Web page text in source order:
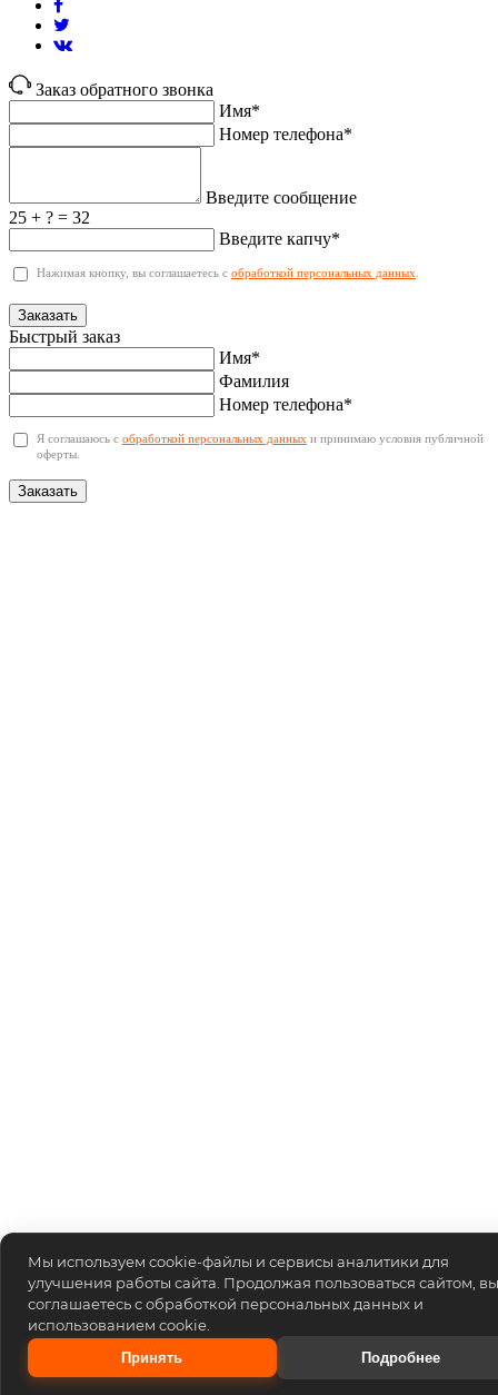
Заказ обратного звонка
Имя*
Номер телефона*
Введите сообщение
25 + ? = 32
Введите капчу*
Нажимая кнопку, вы соглашаетесь с обработкой персональных данных
Заказать
Быстрый заказ
Имя*
Фамилия
Номер телефона*
Я соглашаюсь с обработкой персональных данных и принимаю условия публичной
оферты.
Мы используем cookie-файлы и сервисы аналитики для
улучшения работы сайта. Продолжая пользоваться сайтом, вы
соглашаетесь с обработкой персональных данных и
использованием cookie.
Принять Подробнее